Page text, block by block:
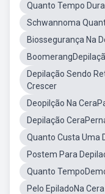
Quanto Tempo
Schwannoma
Biossegurança Na
Depilação Sendo
Crescer
Deopilção Na
Depilação
Quanto Custa Uma
Postem Para
Quanto
Pelo EpiladoNa Cera